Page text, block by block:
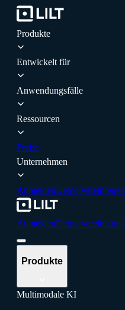
Produkte
Entwickelt für
Anwendungsfälle
Ressourcen
Preise
Unternehmen
AnmeldenDemo vereinbaren
AnmeldenDemo vereinbaren
Produkte
Multimodale KI